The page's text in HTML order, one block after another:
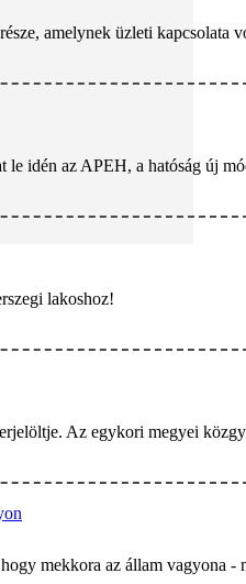
amelynek üzleti kapcsolata
idén az APEH, a hatóság új
lakoshoz!
Az egykori megyei
mekkora az állam